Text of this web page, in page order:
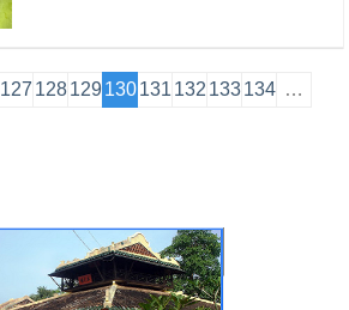
được vai trò, vị trí của mình ở khu vực
và cả nước, tạo ra một điểm nhấn
127 128 129 130 131 132 133 134 …